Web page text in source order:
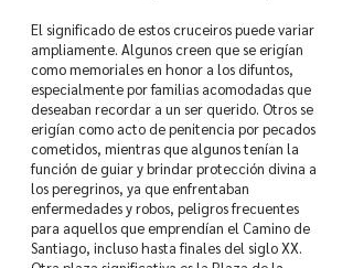
El significado de estos cruceiros puede variar
ampliamente. Algunos creen que se erigían
como memoriales en honor a los difuntos,
especialmente por familias acomodadas que
deseaban recordar a un ser querido. Otros se
erigían como acto de penitencia por pecados
cometidos, mientras que algunos tenían la
función de guiar y brindar protección divina a
los peregrinos, ya que enfrentaban
enfermedades y robos, peligros frecuentes
para aquellos que emprendían el Camino de
Santiago, incluso hasta finales del siglo XX.